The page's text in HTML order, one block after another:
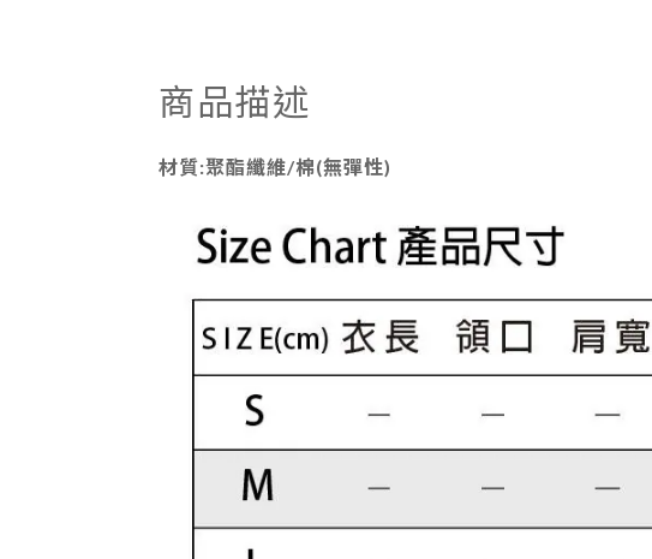
商品描述
材質:聚酯纖維/棉(無彈性)